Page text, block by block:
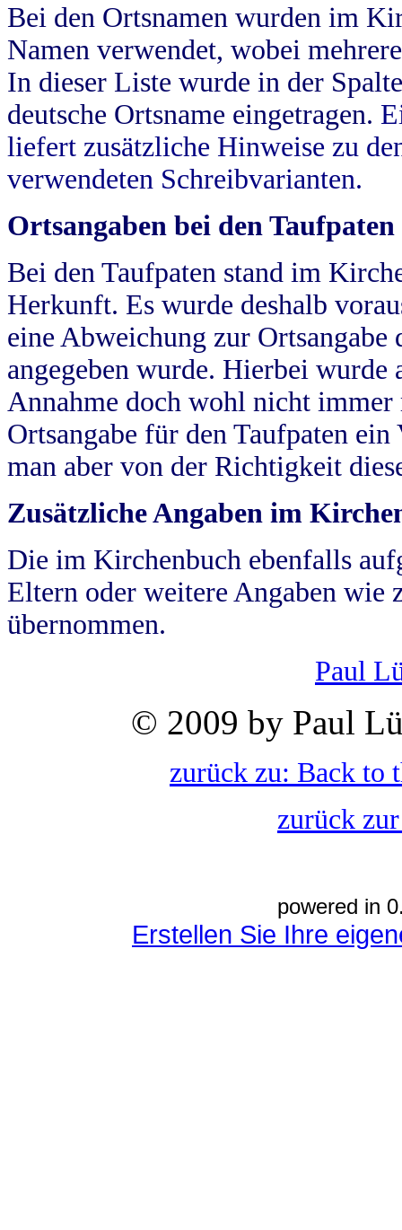
Bei den Ortsnamen wurden im
Namen verwendet, wobei
In dieser Liste wurde in der
deutsche Ortsname eingetragen.
liefert zusätzliche Hinweise zu
verwendeten Schreibvarianten.
Ortsangaben bei den Taufpaten
Bei den Taufpaten stand im
Herkunft. Es wurde deshalb
eine Abweichung zur
angegeben wurde. Hierbei wurde
Annahme doch wohl nicht
Ortsangabe für den Taufpaten
man aber von der Richtigkeit
Zusätzliche Angaben im
Die im Kirchenbuch ebenfalls
Eltern oder weitere Angaben wie
übernommen.
Paul
© 2009 by Paul
zurück zu: Back to
zurück
powered in
Erstellen Sie Ihre